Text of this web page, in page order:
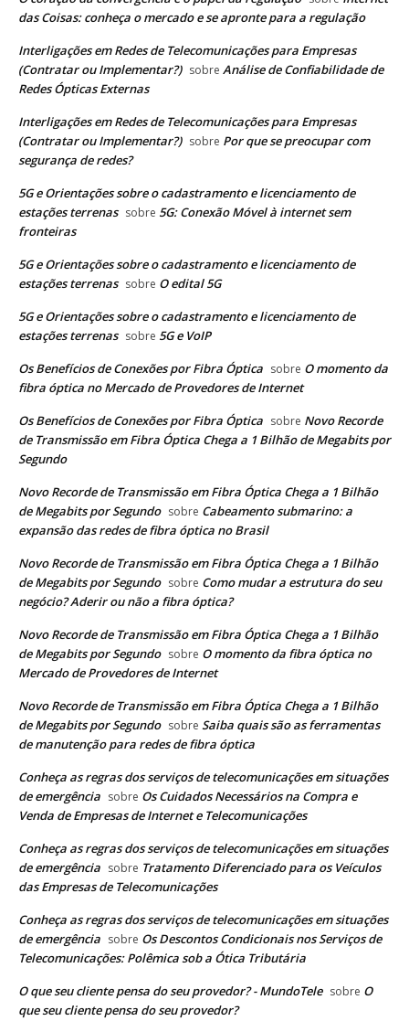
das Coisas: conheça o mercado e se apronte para a regulação
Interligações em Redes de Telecomunicações para Empresas
(Contratar ou Implementar?) sobre Análise de Confiabilidade de
Redes Ópticas Externas
Interligações em Redes de Telecomunicações para Empresas
(Contratar ou Implementar?) sobre Por que se preocupar com
segurança de redes?
5G e Orientações sobre o cadastramento e licenciamento de
estações terrenas sobre 5G: Conexão Móvel à internet sem
fronteiras
5G e Orientações sobre o cadastramento e licenciamento de
estações terrenas sobre O edital 5G
5G e Orientações sobre o cadastramento e licenciamento de
estações terrenas sobre 5G e VoIP
Os Benefícios de Conexões por Fibra Óptica sobre O momento da
fibra óptica no Mercado de Provedores de Internet
Os Benefícios de Conexões por Fibra Óptica sobre Novo Recorde
de Transmissão em Fibra Óptica Chega a 1 Bilhão de Megabits por
Segundo
Novo Recorde de Transmissão em Fibra Óptica Chega a 1 Bilhão
de Megabits por Segundo sobre Cabeamento submarino: a
expansão das redes de fibra óptica no Brasil
Novo Recorde de Transmissão em Fibra Óptica Chega a 1 Bilhão
de Megabits por Segundo sobre Como mudar a estrutura do seu
negócio? Aderir ou não a fibra óptica?
Novo Recorde de Transmissão em Fibra Óptica Chega a 1 Bilhão
de Megabits por Segundo sobre O momento da fibra óptica no
Mercado de Provedores de Internet
Novo Recorde de Transmissão em Fibra Óptica Chega a 1 Bilhão
de Megabits por Segundo sobre Saiba quais são as ferramentas
de manutenção para redes de fibra óptica
Conheça as regras dos serviços de telecomunicações em situações
de emergência sobre Os Cuidados Necessários na Compra e
Venda de Empresas de Internet e Telecomunicações
Conheça as regras dos serviços de telecomunicações em situações
de emergência sobre Tratamento Diferenciado para os Veículos
das Empresas de Telecomunicações
Conheça as regras dos serviços de telecomunicações em situações
de emergência sobre Os Descontos Condicionais nos Serviços de
Telecomunicações: Polêmica sob a Ótica Tributária
O que seu cliente pensa do seu provedor? - MundoTele sobre O
que seu cliente pensa do seu provedor?